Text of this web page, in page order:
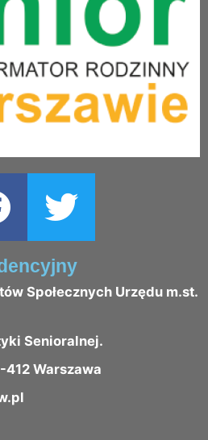
Społecznych Urzędu m.st.
Senioralnej.
Warszawa